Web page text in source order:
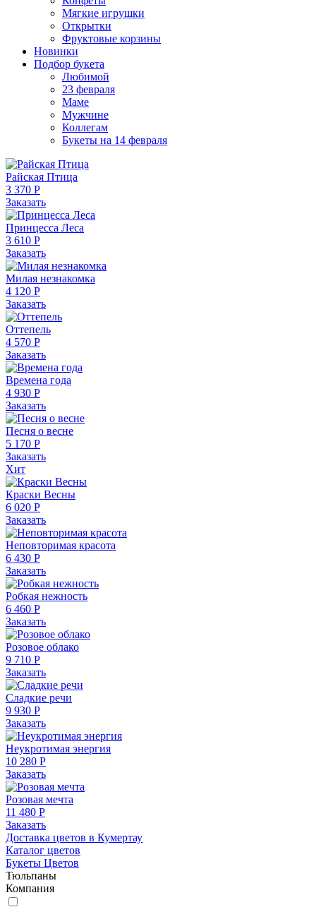
Мягкие игрушки
Открытки
Фруктовые корзины
Новинки
Подбор букета
Любимой
23 февраля
Маме
Мужчине
Коллегам
Букеты на 14 февраля
Райская Птица
3 370 Р
Заказать
Принцесса Леса
3 610 Р
Заказать
Милая незнакомка
4 120 Р
Заказать
Оттепель
4 570 Р
Заказать
Времена года
4 930 Р
Заказать
Песня о весне
5 170 Р
Заказать
Хит
Краски Весны
6 020 Р
Заказать
Неповторимая красота
6 430 Р
Заказать
Робкая нежность
6 460 Р
Заказать
Розовое облако
9 710 Р
Заказать
Сладкие речи
9 930 Р
Заказать
Неукротимая энергия
10 280 Р
Заказать
Розовая мечта
11 480 Р
Заказать
Доставка цветов в Кумертау
Каталог цветов
Букеты Цветов
Тюльпаны
Компания